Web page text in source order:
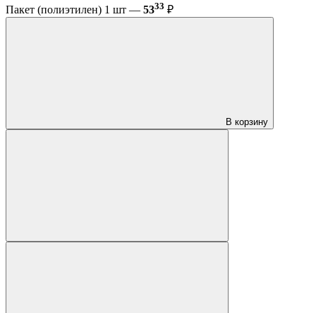
Пакет (полиэтилен) 1 шт — 5333 ₽
В корзину